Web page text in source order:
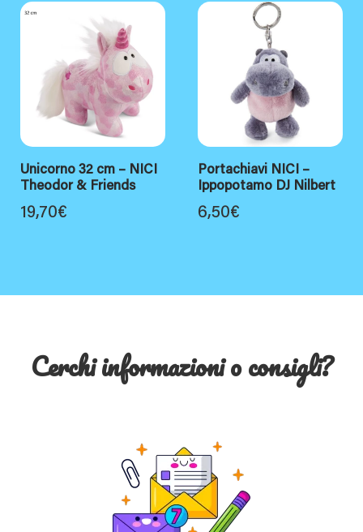
Unicorno 32 cm – NICI
Theodor & Friends
19,70€
Portachiavi NICI –
Ippopotamo DJ Nilbert
6,50€
Cerchi informazioni o consigli?